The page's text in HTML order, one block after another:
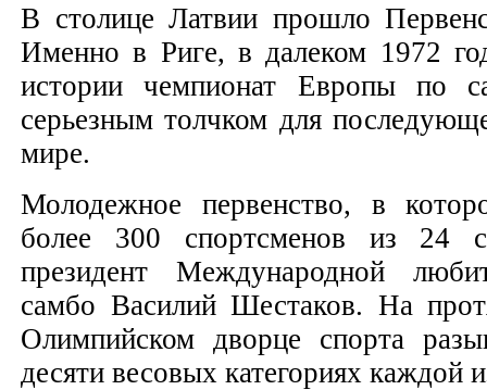
В столице Латвии прошло
Именно в Риге, в далеком 1972
истории чемпионат Европы по
серьезным толчком для
мире.
Молодежное первенство, в
более 300 спортсменов из 24
президент Международной
самбо Василий Шестаков. На
Олимпийском дворце спорта
десяти весовых категориях каждой